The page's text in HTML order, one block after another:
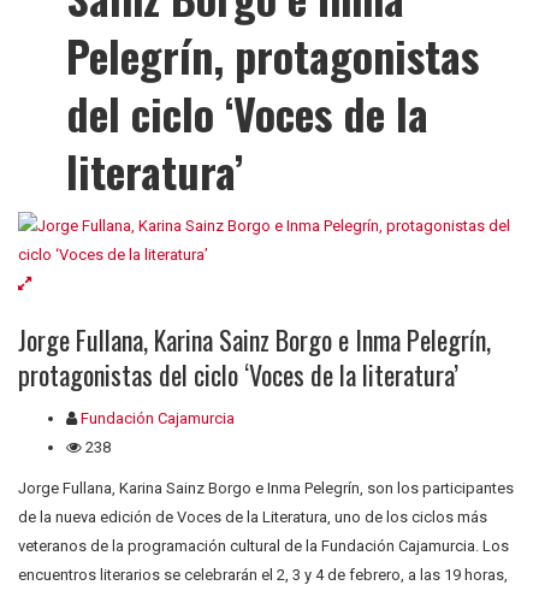
Pelegrín, protagonistas
del ciclo ‘Voces de la
literatura’
Jorge Fullana, Karina Sainz Borgo e Inma Pelegrín,
protagonistas del ciclo ‘Voces de la literatura’
Fundación Cajamurcia
238
Jorge Fullana, Karina Sainz Borgo e Inma Pelegrín, son los participantes
de la nueva edición de Voces de la Literatura, uno de los ciclos más
veteranos de la programación cultural de la Fundación Cajamurcia. Los
encuentros literarios se celebrarán el 2, 3 y 4 de febrero, a las 19 horas,